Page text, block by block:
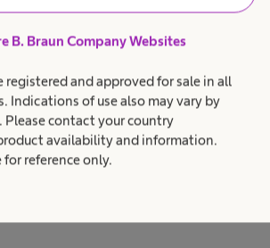
B. Braun Company Websites
registered and approved for sale in all
Indications of use also may vary by
Please contact your country
availability and information.
reference only.
standaard voor
Deze verpakking komt op een geheel